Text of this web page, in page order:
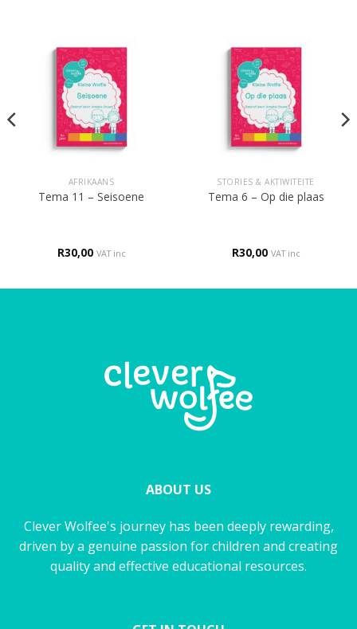
AFRIKAANS
Tema 11 – Seisoene
R30,00 VAT inc
STORIES & AKTIWITEITE
Tema 6 – Op die plaas
R30,00 VAT inc
ABOUT US
Clever Wolfee's journey has been deeply rewarding,
driven by a genuine passion for children and creating
quality and effective educational resources.